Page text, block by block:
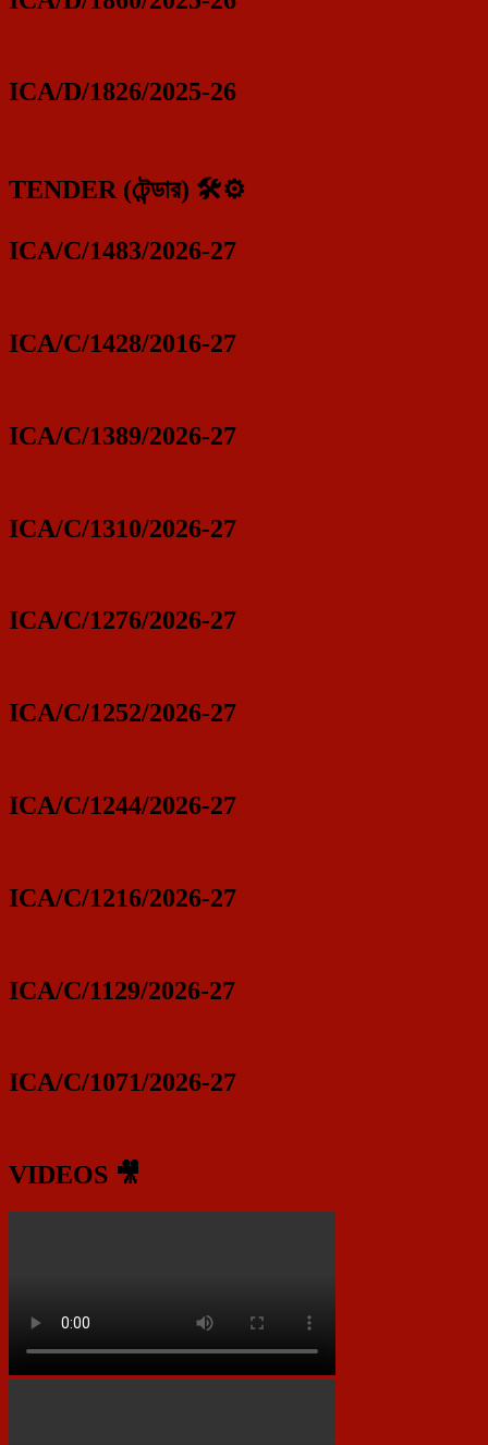
ICA/D/1826/2025-26
TENDER (টেন্ডার) 🛠️⚙️
ICA/C/1483/2026-27
ICA/C/1428/2016-27
ICA/C/1389/2026-27
ICA/C/1310/2026-27
ICA/C/1276/2026-27
ICA/C/1252/2026-27
ICA/C/1244/2026-27
ICA/C/1216/2026-27
ICA/C/1129/2026-27
ICA/C/1071/2026-27
VIDEOS 🎥